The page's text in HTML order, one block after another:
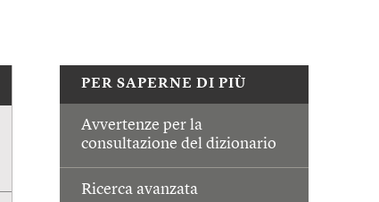
PER SAPERNE DI PIÙ
Avvertenze per la
consultazione del dizionario
Ricerca avanzata